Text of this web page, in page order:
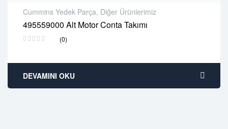
Cummins Yedek Parça, Diğer Ürünlerimiz
495559000 Alt Motor Conta Takımı
(0)
2 years warranty
Delivery time: 1-2 business days
DEVAMINI OKU